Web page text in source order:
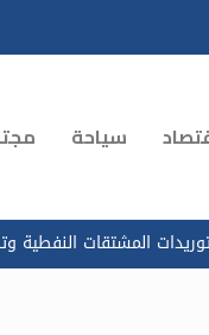
سياحة
النفطية وتسريع